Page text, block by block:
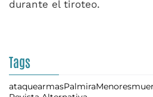
durante el tiroteo.
Tags
ataquearmasPalmiraMenores